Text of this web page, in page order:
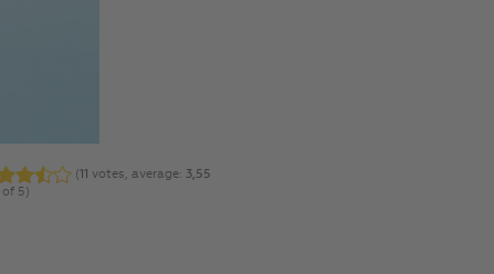
(11 votes, average: 3,55
5)